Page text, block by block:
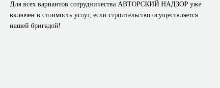
Для всех вариантов сотрудничества АВТОРСКИЙ НАДЗОР уже
включен в стоимость услуг, если строительство осуществляется
нашей бригадой!